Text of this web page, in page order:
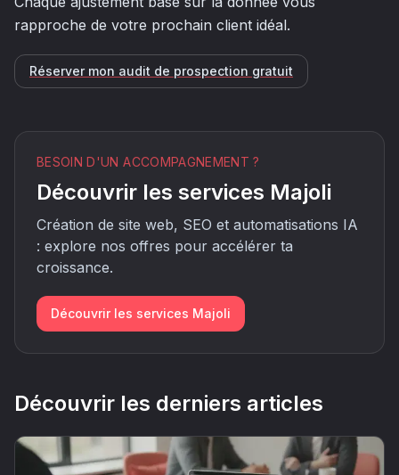
rapproche de votre prochain client idéal.
Réserver mon audit de prospection gratuit
BESOIN D'UN ACCOMPAGNEMENT ?
Découvrir les services Majoli
Création de site web, SEO et automatisations IA
: explore nos offres pour accélérer ta
croissance.
Découvrir les services Majoli
Découvrir les derniers articles